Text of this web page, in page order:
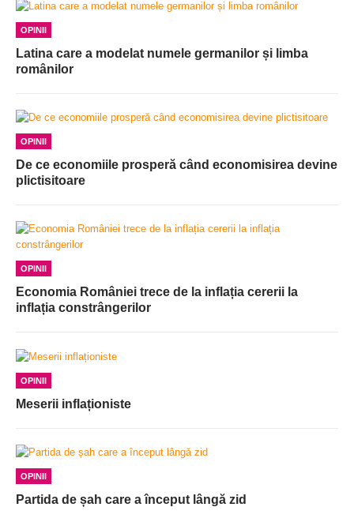
OPINII
Latina care a modelat numele germanilor și limba
românilor
OPINII
De ce economiile prosperă când economisirea devine
plictisitoare
OPINII
Economia României trece de la inflația cererii la
inflația constrângerilor
OPINII
Meserii inflaționiste
OPINII
Partida de șah care a început lângă zid